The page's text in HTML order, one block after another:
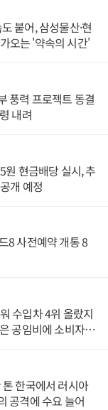
붙어, 삼성물산·현
오는 '약속의 시간'
풍력 프로젝트 동결
내려
원 현금배당 실시, 추
개 예정
8 사전예약 개통 8
수입차 4위 올랐지
공임비에 소비자
한국에서 러시아
공격에 수요 늘어